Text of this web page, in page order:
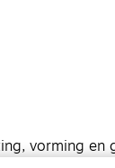
vorming en